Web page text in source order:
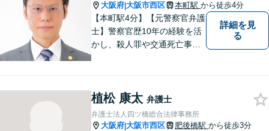
大阪府|大阪市西区 本町駅 から徒歩4分
【本町駅4分】【元警察官弁護
士】警察官歴10年の経験を活
かし、殺人罪や交通死亡事故
す。男女問題や労働問題な
ど、多岐に渡る分野に力を注
いでおります。ぜひお気軽に
詳細を見
る
植松 康太 弁護士
弁護士法人四ツ橋総合法律事務所
大阪府|大阪市西区 肥後橋駅 から徒歩3分